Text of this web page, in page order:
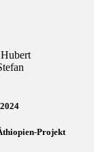
Projekt